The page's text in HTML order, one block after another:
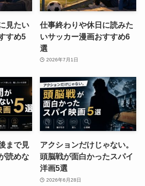
見たい
すめ5
仕事終わりや休日に読みた
いサッカー漫画おすすめ6
選
2026年7月1日
まで見
読めな
アクションだけじゃない。
頭脳戦が面白かったスパイ
洋画5選
2026年6月28日